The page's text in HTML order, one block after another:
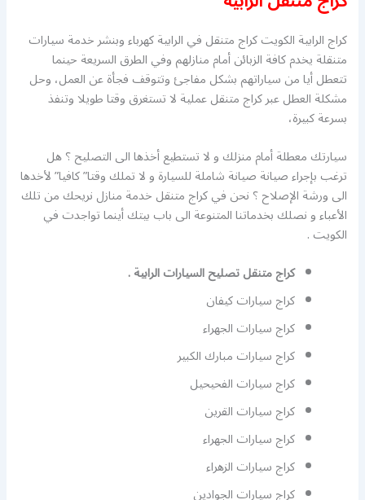
كراج الرابية الكويت كراج متنقل في الرابية كهرباء وبنشر خدمة سيارات
متنقلة يخدم كافة الزبائن أمام منازلهم وفي الطرق السريعة حينما
تتعطل أيا من سياراتهم بشكل مفاجئ وتتوقف فجأة عن العمل، وحل
مشكلة العطل عبر كراج متنقل عملية لا تستغرق وقتا طويلا وتنفذ
بسرعة كبيرة،
سيارتك معطلة أمام منزلك و لا تستطيع أخذها الى التصليح ؟ هل
ترغب بإجراء صيانة صيانة شاملة للسيارة و لا تملك وقتا” كافيا” لأخدها
الى ورشة الإصلاح ؟ نحن في كراج متنقل خدمة منازل نريحك من تلك
الأعباء و نصلك بخدماتنا المتنوعة الى باب بيتك أينما تواجدت في
الكويت .
كراج متنقل تصليح السيارات الرابية .
كراج سيارات كيفان
كراج سيارات الجهراء
كراج سيارات مبارك الكبير
كراج سيارات الفحيحيل
كراج سيارات القرين
كراج سيارات الجهراء
كراج سيارات الزهراء